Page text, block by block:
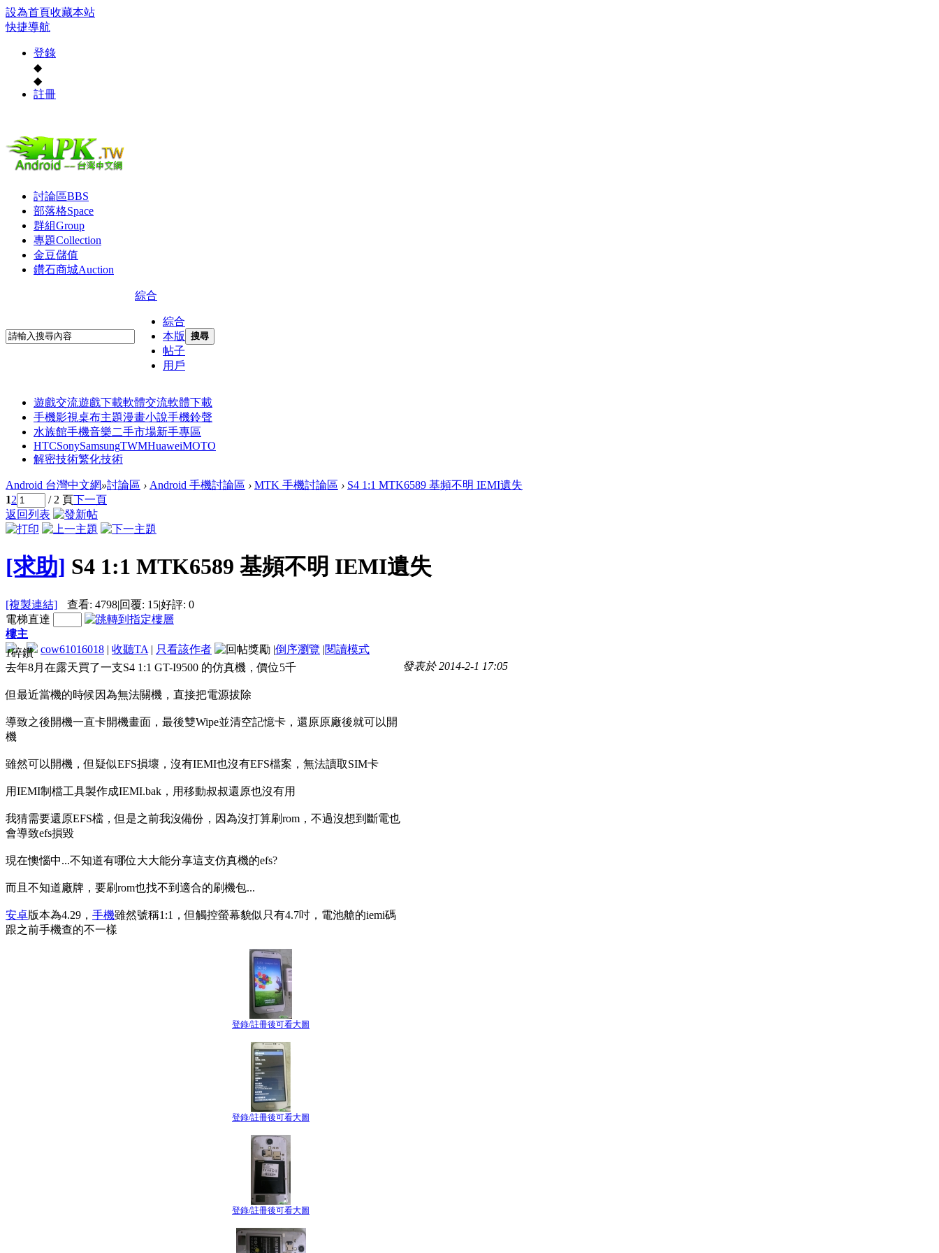
設為首頁收藏本站
快捷導航
登錄
◆
◆
註冊
討論區BBS
部落格Space
群組Group
專題Collection
金豆儲值
鑽石商城Auction
綜合
綜合
本版
帖子
用戶
搜尋
遊戲交流遊戲下載軟體交流軟體下載
手機影視桌布主題漫畫小說手機鈴聲
水族館手機音樂二手市場新手專區
HTCSonySamsungTWMHuaweiMOTO
解密技術繁化技術
Android 台灣中文網»討論區 › Android 手機討論區 › MTK 手機討論區 › S4 1:1 MTK6589 基頻不明 IEMI遺失
12 / 2 頁下一頁
返回列表
[求助] S4 1:1 MTK6589 基頻不明 IEMI遺失
[複製連結] 查看: 4798|回覆: 15|好評: 0
電梯直達
樓主
cow61016018 | 收聽TA | 只看該作者 |倒序瀏覽 |閱讀模式
發表於 2014-2-1 17:05
1碎鑽
去年8月在露天買了一支S4 1:1 GT-I9500 的仿真機，價位5千
但最近當機的時候因為無法關機，直接把電源拔除
導致之後開機一直卡開機畫面，最後雙Wipe並清空記憶卡，還原原廠後就可以開
機
雖然可以開機，但疑似EFS損壞，沒有IEMI也沒有EFS檔案，無法讀取SIM卡
用IEMI制檔工具製作成IEMI.bak，用移動叔叔還原也沒有用
我猜需要還原EFS檔，但是之前我沒備份，因為沒打算刷rom，不過沒想到斷電也
會導致efs損毀
現在懊惱中...不知道有哪位大大能分享這支仿真機的efs?
而且不知道廠牌，要刷rom也找不到適合的刷機包...
安卓版本為4.29， 手機雖然號稱1:1，但觸控螢幕貌似只有4.7吋，電池艙的iemi碼
跟之前手機查的不一樣
登錄/註冊後可看大圖
登錄/註冊後可看大圖
登錄/註冊後可看大圖